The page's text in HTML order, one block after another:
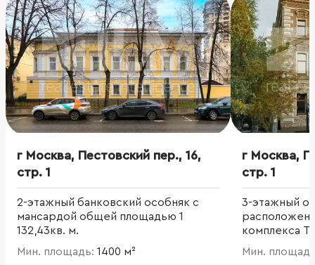
г Москва, Пестовский пер., 16,
стр. 1
2-этажный банковский особняк с
мансардой общей площадью 1
132,43кв. м.
Мин. площадь: 1400 м²
г Москва,
стр. 1
3-этажный
комплекса
площадь 969
Мин.